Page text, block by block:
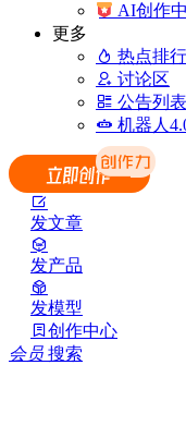
AI创作
更多
热点排行
讨论区
公告列表
机器人
发文章
发产品
发模型
创作中心
会员 搜索